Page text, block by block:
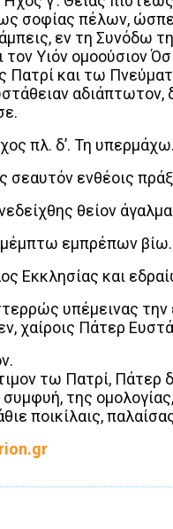
σοφίας πέλων,
εν τη Συνόδω
τον Υιόν ομοούσιον
Πατρί και τω
αδιάπτωτον,
πλ. δ’. Τη υπερμάχω.
σεαυτόν ενθέοις
θείον άγαλμα
εμπρέπων βίω.
Εκκλησίας και
υπέμεινας την
χαίροις Πάτερ
τω Πατρί, Πάτερ
της
ποικίλαις,